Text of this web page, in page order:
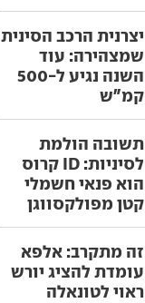
יצרנית הרכב הסינית
שמצהירה: עוד
השנה נגיע ל-500
קמ"ש
תשובה הולמת
לסיניות: ID קרוס
הוא פנאי חשמלי
קטן מפולקסווגן
זה מתקרב: אלפא
עומדת להציג יורש
ראוי לטונאלה